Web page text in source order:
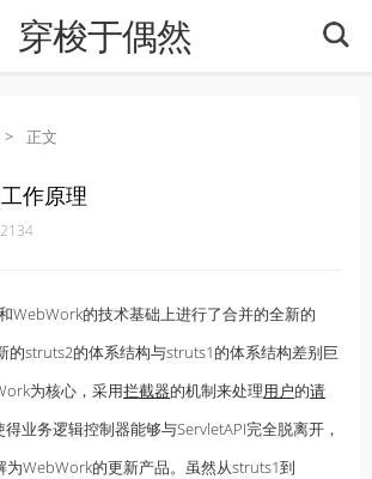
穿梭于偶然
> 正文
作原理
WebWork的技术基础上进行了合并的全新的
的struts2的体系结构与struts1的体系结构差别巨
为核心，采用拦截器的机制来处理用户的请
得业务逻辑控制器能够与ServletAPI完全脱离开，
为WebWork的更新产品。虽然从struts1到